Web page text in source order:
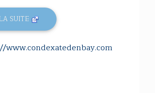
SUITE
www.condexatedenbay.com